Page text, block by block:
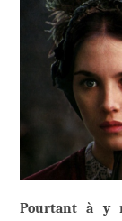
Pourtant à y